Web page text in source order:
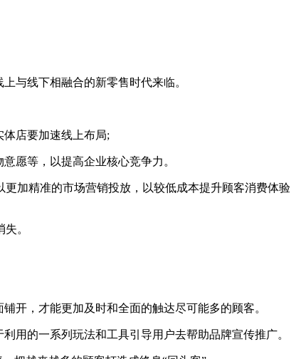
与线下相融合的新零售时代来临。
店要加速线上布局;
愿等，以提高企业核心竞争力。
加精准的市场营销投放，以较低成本提升顾客消费体验
。
，才能更加及时和全面的触达尽可能多的顾客。
的一系列玩法和工具引导用户去帮助品牌宣传推广。